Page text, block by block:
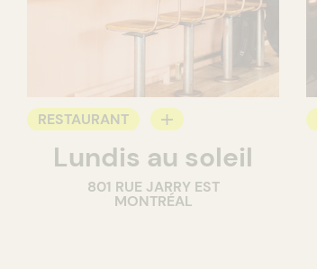
RESTAURANT
BAR À VIN
Lundis au soleil
801 RUE JARRY EST
MONTRÉAL